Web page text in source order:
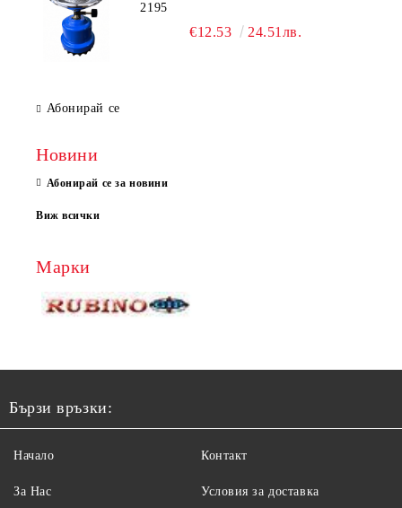
2195
€12.53 24.51лв.
Абонирай се
Новини
Абонирай се за новини
Виж всички
Марки
Бързи връзки:
Начало
За Нас
Контакт
Условия за доставка